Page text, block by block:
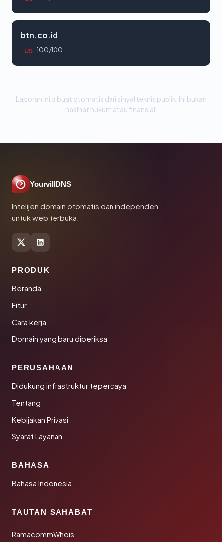
btn.co.id
US 100/100
Laporan ini dibuat otomatis dari sinyal teknis publik. Ini bukan
nasihat hukum atau finansial.
YourvillDNS
Intelijen domain otomatis dan independen
untuk web terbuka.
PRODUK
Beranda
Fitur
Cara kerja
Domain yang baru diperiksa
PERUSAHAAN
Didukung infrastruktur tepercaya
Tentang
Kebijakan Privasi
Syarat Layanan
BAHASA
Bahasa Indonesia
TAUTAN SAHABAT
RamacommWhois